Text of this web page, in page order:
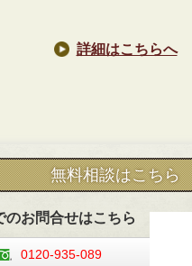
詳細はこちらへ
無料相談はこちら
のお問合せはこちら
0120-935-089